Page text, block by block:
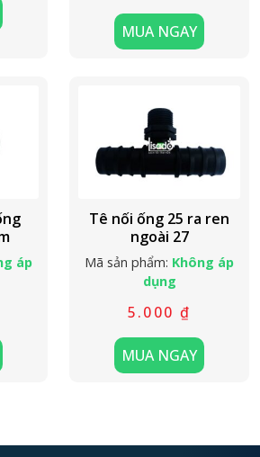
MUA NGAY
áp
Tê nối ống 25 ra ren
ngoài 27
Mã sản phẩm: Không áp
dụng
5.000 ₫
MUA NGAY